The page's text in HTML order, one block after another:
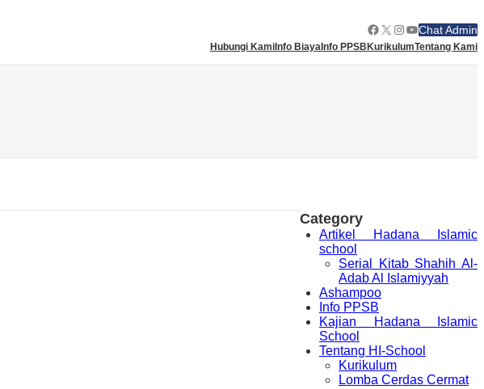
Facebook
X Instagram
YouTube
Chat Admin
Hubungi Kami Info Biaya Info PPSB KurikulumTentang Kami
Category
Artikel Hadana Islamic
school
Serial Kitab Shahih Al-
Adab Al Islamiyyah
Ashampoo
Info PPSB
Kajian Hadana Islamic
School
Tentang HI-School
Kurikulum
Lomba Cerdas Cermat